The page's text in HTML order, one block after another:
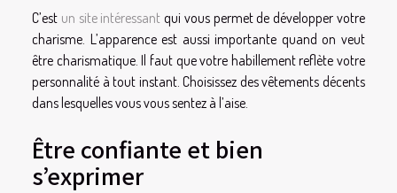
C’est un site intéressant qui vous permet de développer votre
charisme. L’apparence est aussi importante quand on veut
être charismatique. Il faut que votre habillement reflète votre
personnalité à tout instant. Choisissez des vêtements décents
dans lesquelles vous vous sentez à l’aise.
Être confiante et bien
s’exprimer